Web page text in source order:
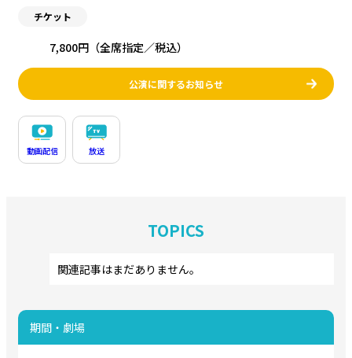
チケット
7,800円（全席指定／税込）
公演に関するお知らせ
動画配信 放送
TOPICS
関連記事はまだありません。
期間・劇場